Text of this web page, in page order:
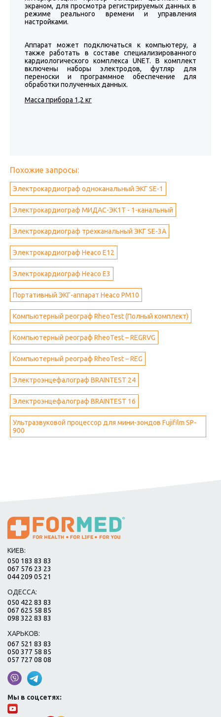
экраном, для просмотра регистрируемых данных в
режиме реального времени и управления
настройками.
Аппарат может подключаться к компьютеру, а
также работать в составе специализированного
кардиологического комплекса UNET. В комплект
включены наборы электродов, футляр для
переноски и программное обеспечение для
обработки полученных данных.
Масса прибора 1,2 кг
Похожие запросы:
Электрокардиограф одноканальный ЭКГ SE-1
Электрокардиограф МИДАС-ЭK1T - 1-канальный
Электрокардиограф трехканальный ЭКГ SE-3A
Электрокардиограф Heaco E12
Электрокардиограф Heaco E3
Портативный ЭКГ-аппарат Heaco PM10
Компьютерный реограф RheoTest (Полный комплект)
Компьютерный реограф RheoTest – REGRVG
Компьютерный реограф RheoTest – REG
Электроэнцефалограф BRAINTEST 24
Электроэнцефалограф BRAINTEST 16
Ультразвуковой процессор для мини-зондов Fujifilm SP-
900
КИЕВ:
050 183 83 83
067 576 23 23
044 209 05 21
ОДЕССА:
050 422 83 83
067 625 58 85
098 322 83 83
ХАРЬКОВ:
067 521 83 83
050 377 58 85
057 727 08 08
Мы в соцсетях: